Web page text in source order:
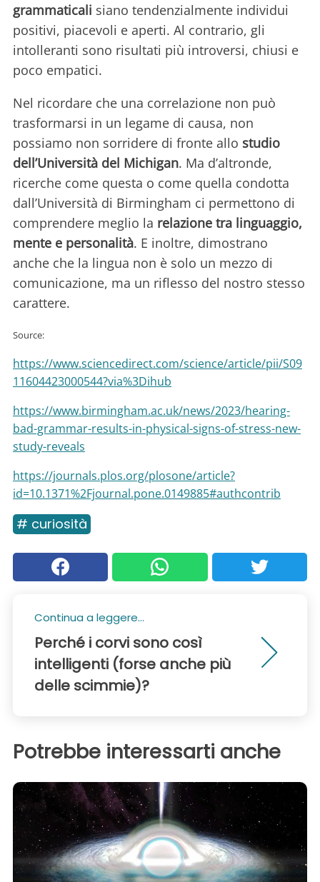
grammaticali siano tendenzialmente individui
positivi, piacevoli e aperti. Al contrario, gli
intolleranti sono risultati più introversi, chiusi e
poco empatici.
Nel ricordare che una correlazione non può
trasformarsi in un legame di causa, non
possiamo non sorridere di fronte allo studio
dell’Università del Michigan. Ma d’altronde,
ricerche come questa o come quella condotta
dall’Università di Birmingham ci permettono di
comprendere meglio la relazione tra linguaggio,
mente e personalità. E inoltre, dimostrano
anche che la lingua non è solo un mezzo di
comunicazione, ma un riflesso del nostro stesso
carattere.
Source:
https://www.sciencedirect.com/science/article/pii/S09
11604423000544?via%3Dihub
https://www.birmingham.ac.uk/news/2023/hearing-
bad-grammar-results-in-physical-signs-of-stress-new-
study-reveals
https://journals.plos.org/plosone/article?
id=10.1371%2Fjournal.pone.0149885#authcontrib
# curiosità
Continua a leggere...
Perché i corvi sono così
intelligenti (forse anche più
delle scimmie)?
Potrebbe interessarti anche